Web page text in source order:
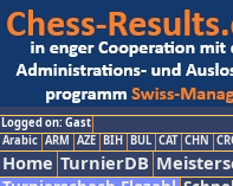
Logged on: Gast
Arabic ARM AZE BIH BUL CAT CHN
Home TurnierDB